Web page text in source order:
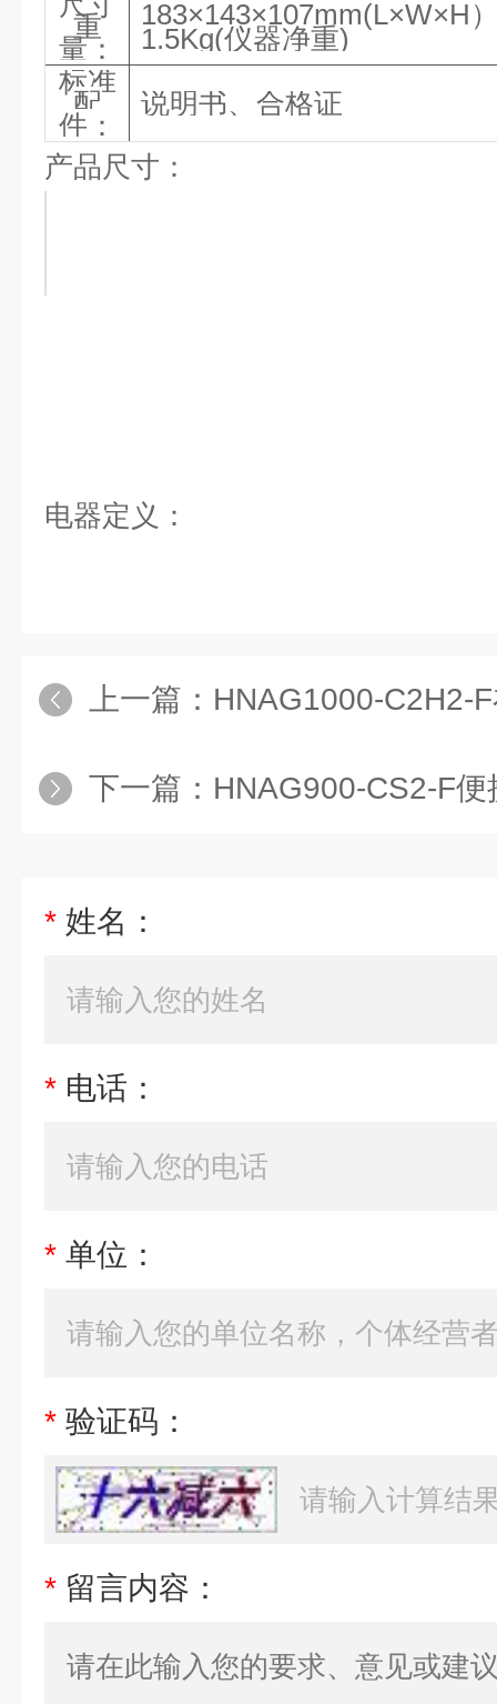
重
量：
183×143×107mm(L×W×H
1.5Kg(仪器净重)
标准
配
件：
说明书、合格证
产品尺寸：
电器定义：
上一篇： HNAG1000-C2H2-F在线式
下一篇： HNAG900-CS2-F
* 姓名：
* 电话：
* 单位：
* 验证码：
* 留言内容：